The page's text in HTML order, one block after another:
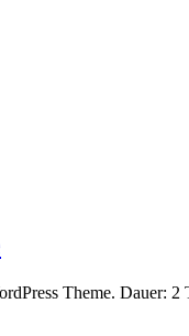
Theme. Dauer: 2